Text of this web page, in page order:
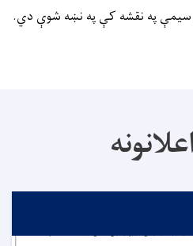
سيمې په نقشه کې په نښه شوې دي.